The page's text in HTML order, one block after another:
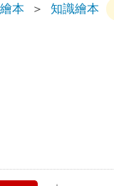
繪本 ＞ 知識繪本